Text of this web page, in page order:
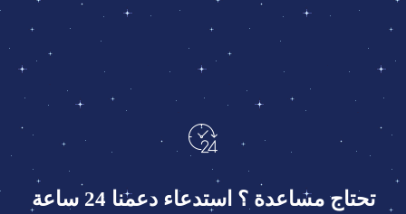
تحتاج مساعدة ؟ استدعاء دعمنا 24 ساعة